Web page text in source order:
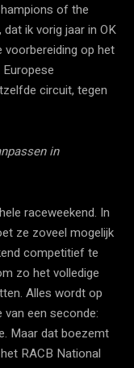
of the
ik vorig jaar in OK
voorbereiding op het
circuit, tegen
in
raceweekend. In
ze zoveel mogelijk
competitief te
zo het volledige
Alles wordt op
een seconde:
Maar dat boezemt
RACB National